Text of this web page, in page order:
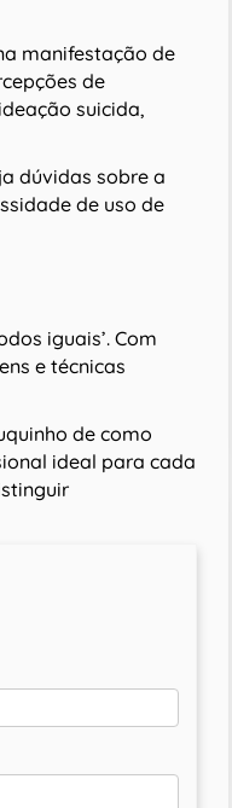
manifestação de
de
suicida,
dúvidas sobre a
de uso de
iguais’. Com
e técnicas
de como
ideal para cada